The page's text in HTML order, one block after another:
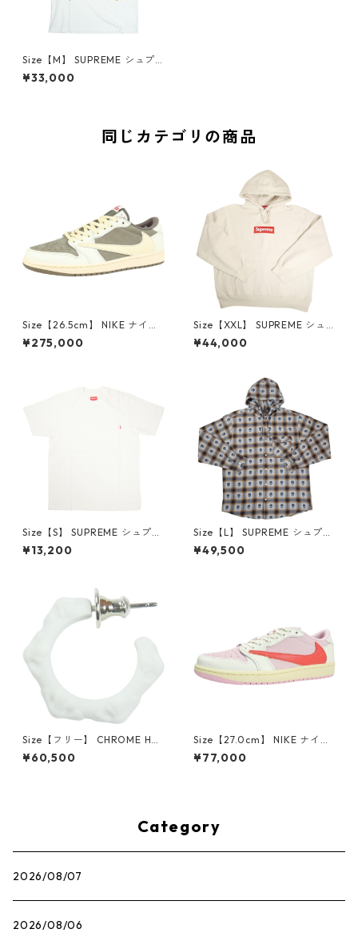
Size【M】 SUPREME シュプ
リーム 26SS Mike Kelley Rin
ger Tee White Tシャツ 白
¥33,000
同じカテゴリの商品
Size【26.5cm】 NIKE ナイキ
×Travis Scott AIR JORDAN 1
LOW Reverse Mocha DM786
¥275,000
Size【XXL】 SUPREME シュ
プリーム 24AW Box Logo Ho
oded Sweatshirt Stone ボッ
¥44,000
Size【S】 SUPREME シュプリ
ーム S/S Pocket Tee White T
シャツ 白 【新古品・未使用
¥13,200
Size【L】 SUPREME シュプリ
ーム ×Number (N)ine 25FW
Hooded Flannel Shirt Blue
¥49,500
Size【フリー】 CHROME HEA
RTS クロム・ハーツ CH Cross
SINGLE Hoop Earring WHITE
¥60,500
Size【27.0cm】 NIKE ナイキ
×Travis Scott AIR JORDAN 1
LOW OG SP Muslin/Shy Pink
¥77,000
Category
2026/08/07
2026/08/06